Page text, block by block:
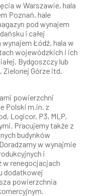
w Warszawie, hala
Poznań, hale
pod wynajem
i całej
Łódź, hala w
wojewódzkich i ich
Bydgoszczy lub
Zielonej Górze itd.
powierzchni
Polski m.in. z
Logicor, P3, MLP,
Pracujemy także z
budynków
w wynajmie
i
w renegocjacjach
dodatkowej
powierzchnia